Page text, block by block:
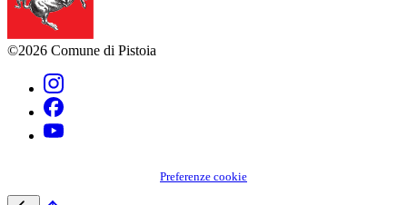
©2026 Comune di Pistoia
Preferenze cookie